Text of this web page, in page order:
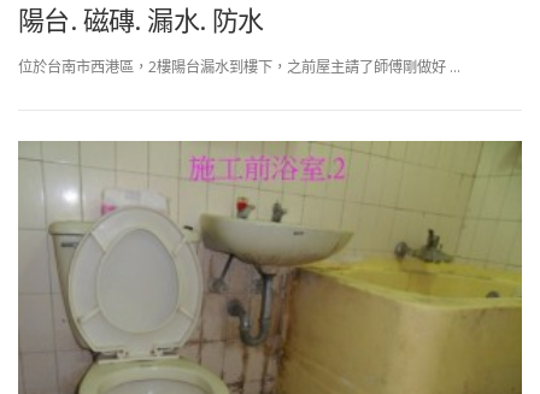
陽台. 磁磚. 漏水. 防水
位於台南市西港區，2樓陽台漏水到樓下，之前屋主請了師傅剛做好 …